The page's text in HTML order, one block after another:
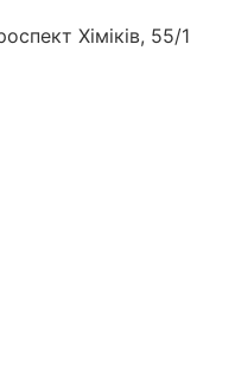
Хіміків, 55/1